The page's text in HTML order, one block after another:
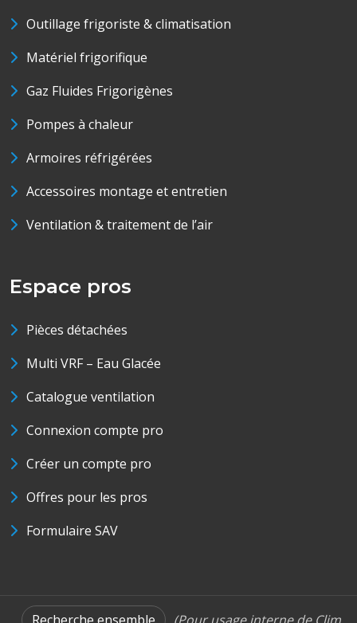
Outillage frigoriste & climatisation
Matériel frigorifique
Gaz Fluides Frigorigènes
Pompes à chaleur
Armoires réfrigérées
Accessoires montage et entretien
Ventilation & traitement de l’air
Espace pros
Pièces détachées
Multi VRF – Eau Glacée
Catalogue ventilation
Connexion compte pro
Créer un compte pro
Offres pour les pros
Formulaire SAV